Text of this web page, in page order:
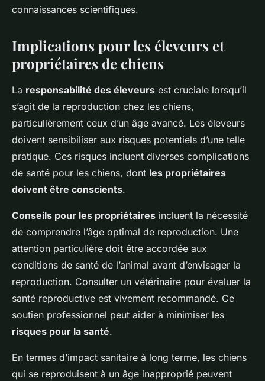
connaissances scientifiques.
Implications pour les éleveurs et
propriétaires de chiens
La responsabilité des éleveurs est cruciale lorsqu’il
s’agit de la reproduction chez les chiens,
particulièrement ceux d’un âge avancé. Les éleveurs
doivent sensibiliser aux risques potentiels d’une telle
pratique. Ces risques incluent diverses complications
de santé pour les chiens, dont les propriétaires
doivent être conscients.
Conseils pour les propriétaires incluent la nécessité
de comprendre l’âge optimal de reproduction. Une
attention particulière doit être accordée aux
conditions de santé de l’animal avant d’envisager la
reproduction. Consulter un vétérinaire pour évaluer la
santé reproductive est vivement recommandé. Ce
soutien professionnel peut aider à minimiser les
risques pour la santé.
En termes d’impact sanitaire à long terme, les chiens
qui se reproduisent à un âge inapproprié peuvent